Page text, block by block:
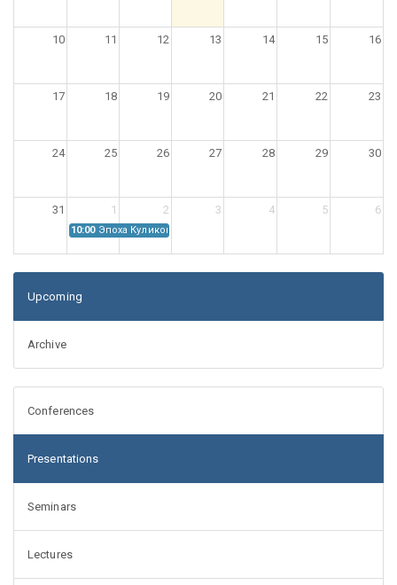
10 11 12 13 14 15 16
17 18 19 20 21 22 23
24 25 26 27 28 29 30
31 1 2 3 4 5 6
10:00 Эпоха Куликовской битвы: Проблемы источниковедения
Upcoming
Archive
Conferences
Presentations
Seminars
Lectures